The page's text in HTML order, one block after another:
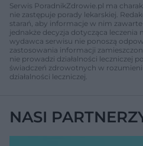
Serwis PoradnikZdrowie.pl ma
nie zastępuje porady lekarskiej.
starań, aby informacje w nim
jednakże decyzja dotycząca leczenia
wydawca serwisu nie ponoszą
zastosowania informacji
nie prowadzi działalności leczniczej
świadczeń zdrowotnych w
działalności leczniczej.
NASI